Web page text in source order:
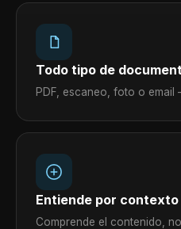
Todo tipo de
PDF, escaneo, foto o
Entiende por contexto
Comprende el contenido,